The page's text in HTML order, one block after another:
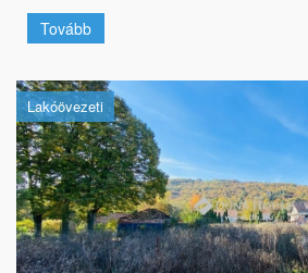
Tovább
Lakóövezeti